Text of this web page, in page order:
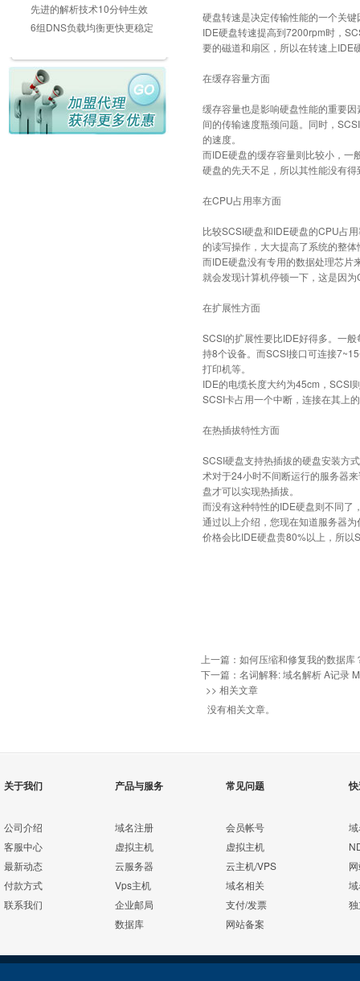
先进的解析技术10分钟生效
6组DNS负载均衡更快更稳定
硬盘转速是决定传输性能的一个关
IDE硬盘转速提高到7200rpm时，
要的磁道和扇区，所以在转速上IDE
在缓存容量方面
缓存容量也是影响硬盘性能的重要
间的传输速度瓶颈问题。同时，
的速度。
而IDE硬盘的缓存容量则比较小，一
硬盘的先天不足，所以其性能没有
在CPU占用率方面
比较SCSI硬盘和IDE硬盘的CPU占
的读写操作，大大提高了系统的整体
而IDE硬盘没有专用的数据处理芯片
就会发现计算机停顿一下，这是因
在扩展性方面
SCSI的扩展性要比IDE好得多。一
持8个设备。而SCSI接口可连接
打印机等。
IDE的电缆长度大约为45cm，SCSI
SCSI卡占用一个中断，连接在其上
在热插拔特性方面
SCSI硬盘支持热插拔的硬盘安装方
术对于24小时不间断运行的服务器
盘才可以实现热插拔。
而没有这种特性的IDE硬盘则不同了
通过以上介绍，您现在知道服务器
价格会比IDE硬盘贵80%以上，所以
上一篇： 如何压缩和修复我的数据库
下一篇： 名词解释: 域名解析 A记录
>> 相关文章
没有相关文章。
关于我们
公司介绍
客服中心
最新动态
付款方式
联系我们
产品与服务
域名注册
虚拟主机
云服务器
Vps主机
企业邮局
数据库
常见问题
会员帐号
虚拟主机
云主机/VPS
域名相关
支付/发票
网站备案